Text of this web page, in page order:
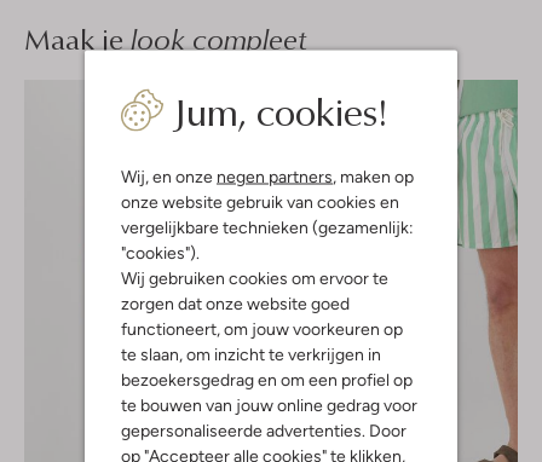
Jum, cookies!
Wij, en onze negen partners , maken op
onze website gebruik van cookies en
vergelijkbare technieken (gezamenlijk:
"cookies").
Wij gebruiken cookies om ervoor te
zorgen dat onze website goed
functioneert, om jouw voorkeuren op
te slaan, om inzicht te verkrijgen in
bezoekersgedrag en om een profiel op
te bouwen van jouw online gedrag voor
gepersonaliseerde advertenties. Door
op "Accepteer alle cookies" te klikken,
Maak jelook compleet